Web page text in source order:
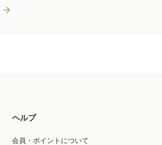
arrow_forward
ヘルプ
会員・ポイントについて